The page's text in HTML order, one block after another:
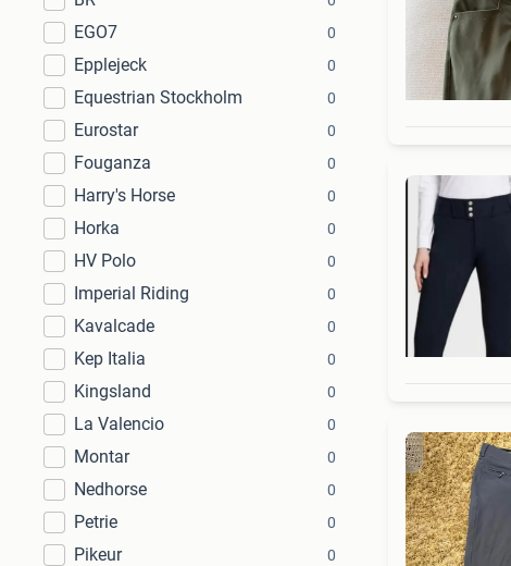
EGO7 0
Epplejeck 0
Equestrian Stockholm 0
Eurostar 0
Fouganza 0
Harry's Horse 0
Horka 0
HV Polo 0
Imperial Riding 0
Kavalcade 0
Kep Italia 0
Kingsland 0
La Valencio 0
Montar 0
Nedhorse 0
Petrie 0
Pikeur 0